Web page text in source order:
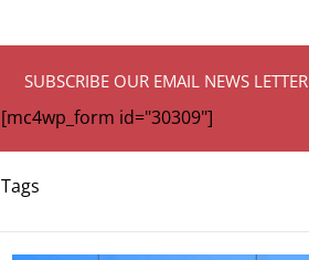
SUBSCRIBE OUR EMAIL NEWS LETTER
[mc4wp_form id="30309"]
Tags